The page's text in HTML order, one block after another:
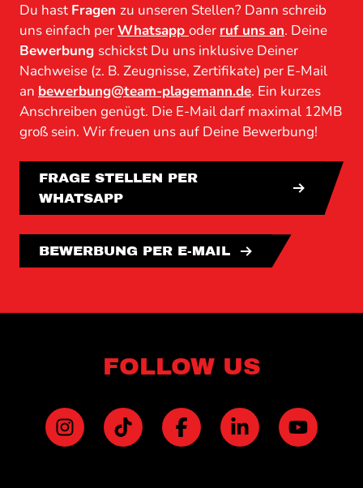
Du hast Fragen zu unseren Stellen? Dann schreib
uns einfach perWhatsapp oder ruf uns an. Deine
Bewerbung schickst Du uns inklusive Deiner
Nachweise (z. B. Zeugnisse, Zertifikate) per E-Mail
an bewerbung@team-plagemann.de. Ein kurzes
Anschreiben genügt. Die E-Mail darf maximal 12MB
groß sein. Wir freuen uns auf Deine Bewerbung!
FRAGE STELLEN PER
WHATSAPP
BEWERBUNG PER E-MAIL
FOLLOW US